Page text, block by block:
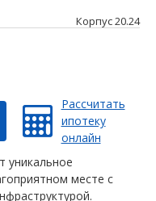
Корпус 20.24
Рассчитать
ипотеку
онлайн
уникальное
месте с